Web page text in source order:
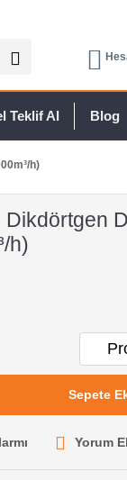
Teklif Al Blog
h)
h)
Sepete
Yorum